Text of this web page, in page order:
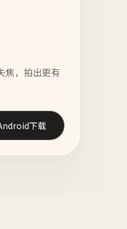
焦，拍出更有
下载